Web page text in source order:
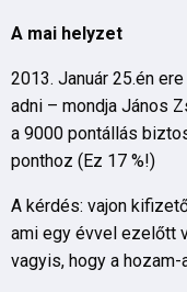
A mai helyzet
2013. Január 25.én
adni – mondja János
a 9000 pontállás
ponthoz (Ez 17 %!)
A kérdés: vajon
ami egy évvel ezelőtt
vagyis, hogy a